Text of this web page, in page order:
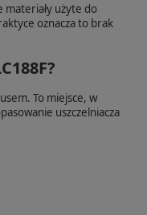
materiały użyte do
oznacza to brak
To miejsce, w
uszczelniacza